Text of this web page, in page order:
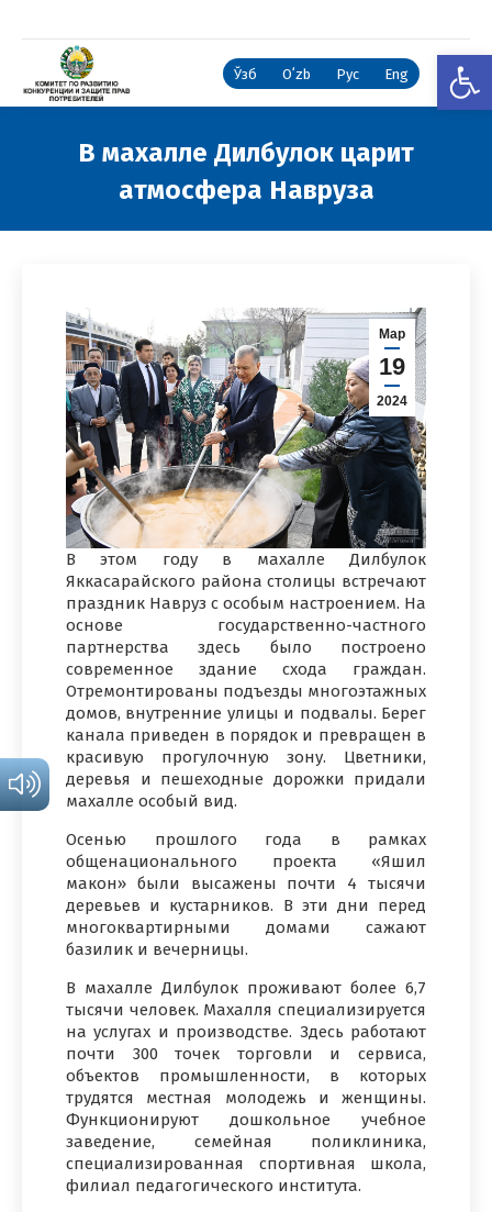
Ўзб Oʻzb Рус Eng
В махалле Дилбулок царит
атмосфера Навруза
Мар
19
2024
В этом году в махалле Дилбулок
Яккасарайского района столицы встречают
праздник Навруз с особым настроением. На
основе государственно-частного
партнерства здесь было построено
современное здание схода граждан.
Отремонтированы подъезды многоэтажных
домов, внутренние улицы и подвалы. Берег
канала приведен в порядок и превращен в
красивую прогулочную зону. Цветники,
деревья и пешеходные дорожки придали
махалле особый вид.
Осенью прошлого года в рамках
общенационального проекта «Яшил
макон» были высажены почти 4 тысячи
деревьев и кустарников. В эти дни перед
многоквартирными домами сажают
базилик и вечерницы.
В махалле Дилбулок проживают более 6,7
тысячи человек. Махалля специализируется
на услугах и производстве. Здесь работают
почти 300 точек торговли и сервиса,
объектов промышленности, в которых
трудятся местная молодежь и женщины.
Функционируют дошкольное учебное
заведение, семейная поликлиника,
специализированная спортивная школа,
филиал педагогического института.